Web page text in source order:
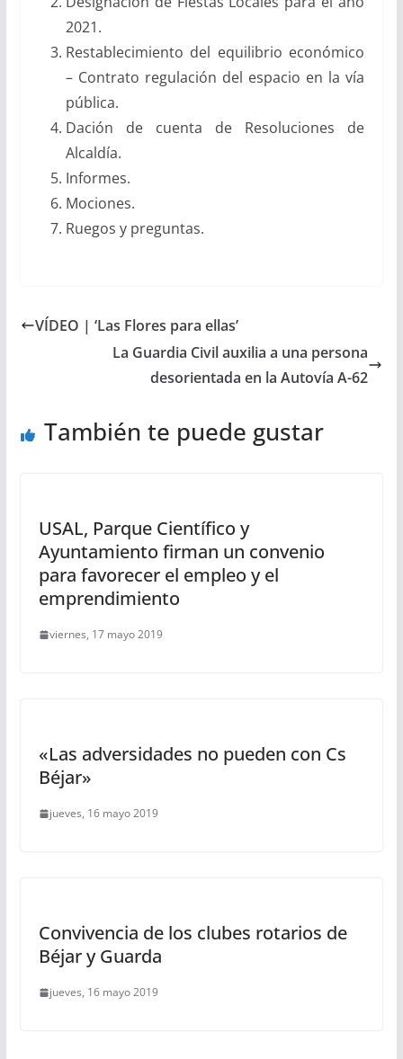
2021.
Restablecimiento del equilibrio económico
– Contrato regulación del espacio en la vía
pública.
Dación de cuenta de Resoluciones de
Alcaldía.
Informes.
Mociones.
Ruegos y preguntas.
VÍDEO | ‘Las Flores para ellas’
La Guardia Civil auxilia a una persona
desorientada en la Autovía A-62
También te puede gustar
USAL, Parque Científico y
Ayuntamiento firman un convenio
para favorecer el empleo y el
emprendimiento
viernes, 17 mayo 2019
«Las adversidades no pueden con Cs
Béjar»
jueves, 16 mayo 2019
Convivencia de los clubes rotarios de
Béjar y Guarda
jueves, 16 mayo 2019